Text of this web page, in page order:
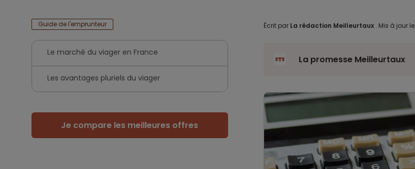
Guide de l'emprunteur
Le marché du viager en France
Les avantages pluriels du viager
Je compare les meilleures offres
Écrit par La rédaction Meilleurtaux . Mis à jour le
La promesse Meilleurtaux